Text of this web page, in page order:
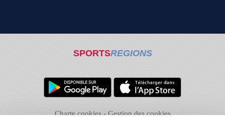
SPORTSREGIONS
Charte cookies Gestion des cookies